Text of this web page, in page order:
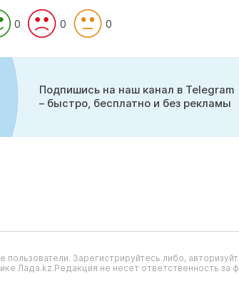
0 0 0
Подпишись на наш канал в Telegram
– быстро, бесплатно и без рекламы
Зарегистрируйтесь либо,
Лада.kz.Редакция не несет ответственность за